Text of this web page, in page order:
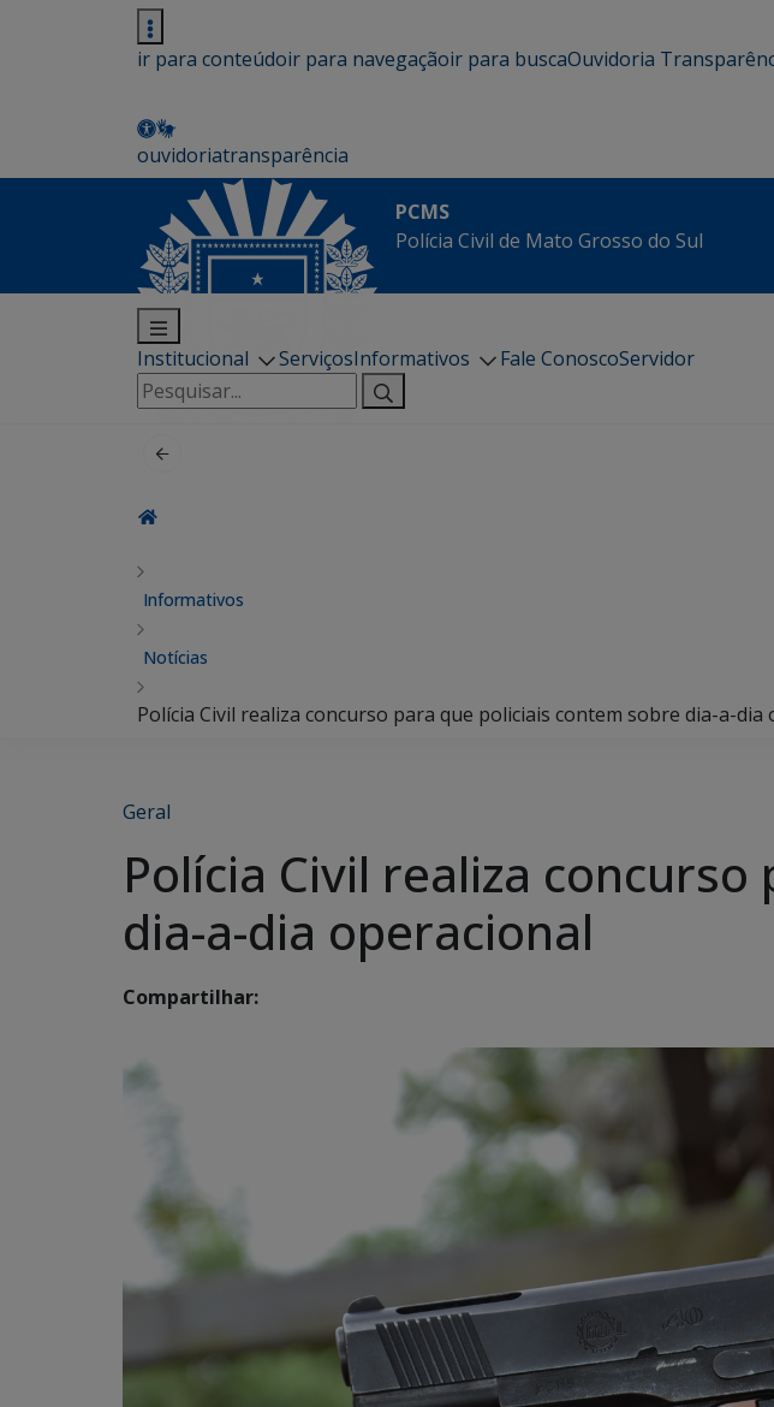
ir para conteúdoir para navegaçãoir para buscaOuvidoria
ouvidoriatransparência
PCMS
Polícia Civil de Mato Grosso do Sul
Institucional ServiçosInformativos Fale ConoscoServidor
Pesquisar
por:
Informativos
Notícias
Polícia Civil realiza concurso para que policiais contem sobre dia-a-dia
Geral
Polícia Civil realiza
dia-a-dia operacional
Compartilhar: